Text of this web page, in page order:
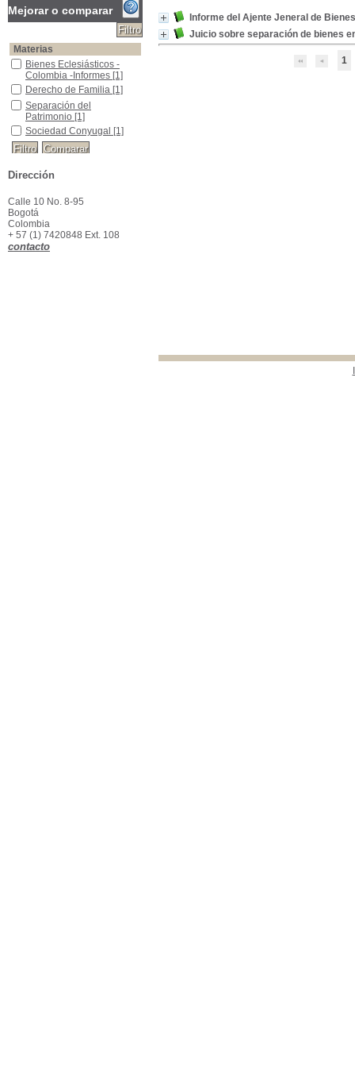
Informe del Ajente Jeneral de
Juicio sobre separación de bienes
1
Mejorar o comparar
Materias
Bienes Eclesiásticos -Colombia -Informes
Bienes Eclesiásticos -
Colombia -Informes [1]
Derecho de Familia
Derecho de Familia [1]
Separación del Patrimonio
Separación del
Patrimonio [1]
Sociedad Conyugal
Sociedad Conyugal [1]
Dirección
Calle 10 No. 8-95
Bogotá
Colombia
+ 57 (1) 7420848 Ext. 108
contacto